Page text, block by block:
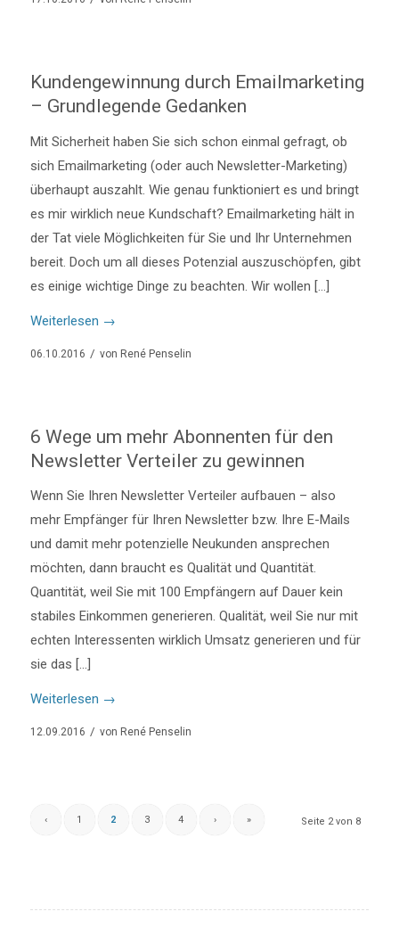
Kundengewinnung durch Emailmarketing
– Grundlegende Gedanken
Mit Sicherheit haben Sie sich schon einmal gefragt, ob
sich Emailmarketing (oder auch Newsletter-Marketing)
überhaupt auszahlt. Wie genau funktioniert es und bringt
es mir wirklich neue Kundschaft? Emailmarketing hält in
der Tat viele Möglichkeiten für Sie und Ihr Unternehmen
bereit. Doch um all dieses Potenzial auszuschöpfen, gibt
es einige wichtige Dinge zu beachten. Wir wollen […]
Weiterlesen →
06.10.2016 / von René Penselin
6 Wege um mehr Abonnenten für den
Newsletter Verteiler zu gewinnen
Wenn Sie Ihren Newsletter Verteiler aufbauen – also
mehr Empfänger für Ihren Newsletter bzw. Ihre E-Mails
und damit mehr potenzielle Neukunden ansprechen
möchten, dann braucht es Qualität und Quantität.
Quantität, weil Sie mit 100 Empfängern auf Dauer kein
stabiles Einkommen generieren. Qualität, weil Sie nur mit
echten Interessenten wirklich Umsatz generieren und für
sie das […]
Weiterlesen →
12.09.2016 / von René Penselin
Seite 2 von 8
‹ 1 2 3 4 › »